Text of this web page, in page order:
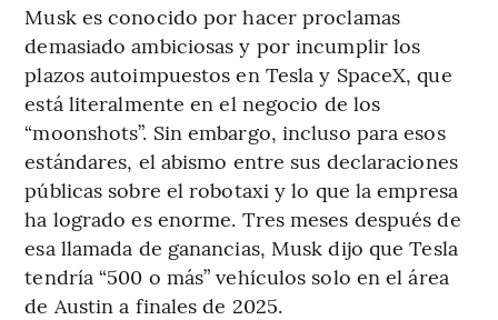
Musk es conocido por hacer proclamas
demasiado ambiciosas y por incumplir los
plazos autoimpuestos en Tesla y SpaceX, que
está literalmente en el negocio de los
“moonshots”. Sin embargo, incluso para esos
estándares, el abismo entre sus declaraciones
públicas sobre el robotaxi y lo que la empresa
ha logrado es enorme. Tres meses después de
esa llamada de ganancias, Musk dijo que Tesla
tendría “500 o más” vehículos solo en el área
de Austin a finales de 2025.